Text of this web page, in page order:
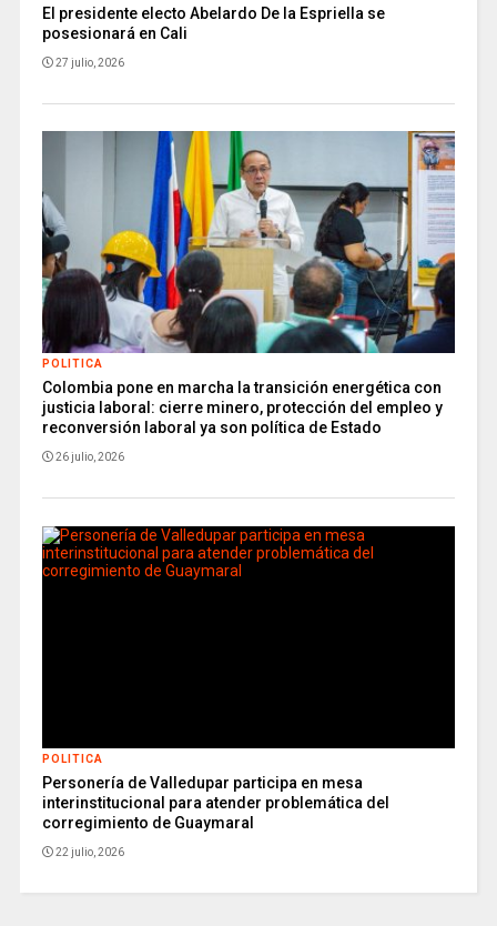
El presidente electo Abelardo De la Espriella se
posesionará en Cali
27 julio, 2026
POLITICA
Colombia pone en marcha la transición energética con
justicia laboral: cierre minero, protección del empleo y
reconversión laboral ya son política de Estado
26 julio, 2026
POLITICA
Personería de Valledupar participa en mesa
interinstitucional para atender problemática del
corregimiento de Guaymaral
22 julio, 2026